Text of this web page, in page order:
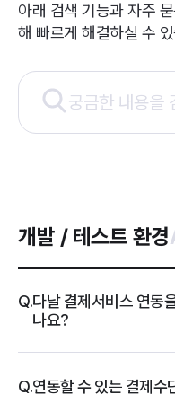
아래 검색 기능과 자주
해 빠르게 해결하실 수
개발 / 테스트 환경
Q.다날 결제서비스 연동
나요?
Q.연동할 수 있는 결제수